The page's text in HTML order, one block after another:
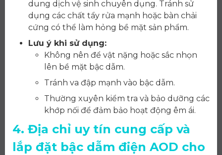
dung dịch vệ sinh chuyên dụng. Tránh sử
dụng các chất tẩy rửa mạnh hoặc bàn chải
cứng có thể làm hỏng bề mặt sản phẩm.
Lưu ý khi sử dụng:
Không nên để vật nặng hoặc sắc nhọn
lên bề mặt bậc dẫm.
Tránh va đập mạnh vào bậc dẫm.
Thường xuyên kiểm tra và bảo dưỡng các
khớp nối để đảm bảo hoạt động êm ái.
4. Địa chỉ uy tín cung cấp và
lắp đặt bậc dẫm điện AOD cho